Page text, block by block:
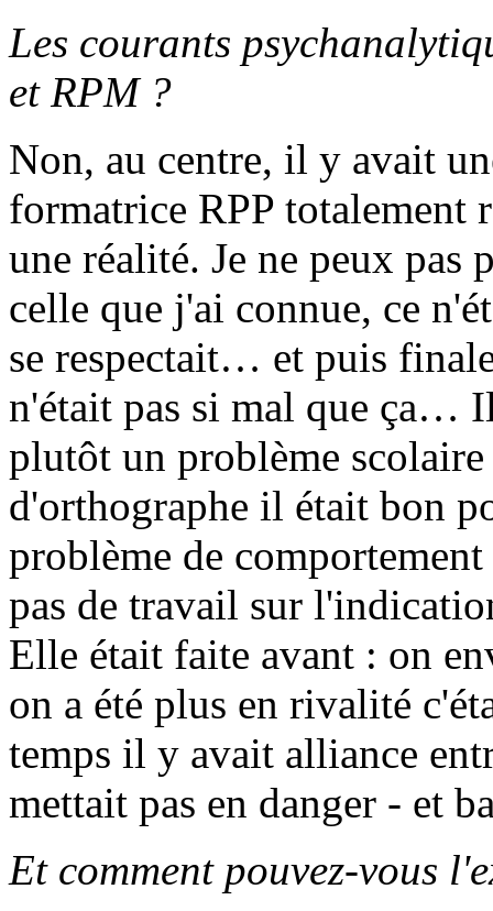
Les courants
et RPM ?
Non, au centre, il y avait
formatrice RPP totalement
une réalité. Je ne peux pas
celle que j'ai connue, ce
se respectait… et puis
n'était pas si mal que ça…
plutôt un problème
d'orthographe il était bon
problème de
pas de travail sur
Elle était faite avant : on
on a été plus en rivalité
temps il y avait alliance
mettait pas en danger - et
Et comment pouvez-vous